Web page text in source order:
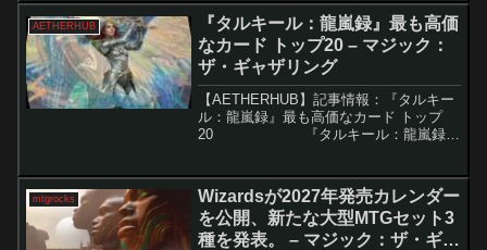
入...
AETHERHUB
『タルキール：龍嵐録』最も高価
なカード トップ20 – マジック：
ザ・ギャザリング
【AETHERHUB】記事情報：『タルキー
ル：龍嵐録』最も高価なカード トップ
20 『タルキール：龍嵐録』
います。本記事では、特...
mtgrocks
Wizardsが2027年発売カレンダー
を公開、新たな大型MTGセット3
種を発表。 – マジック：ザ・ギャ